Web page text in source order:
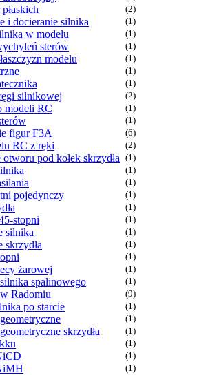
(2)
i docieranie silnika (1)
w modelu (1)
sterów (1)
modelu (1)
(1)
(1)
silnikowej (2)
modeli RC (1)
(1)
figur F3A (6)
RC z ręki (2)
pod kołek skrzydła (1)
(1)
(1)
pojedynczy (1)
(1)
stopni (1)
silnika (1)
skrzydła (1)
(1)
żarowej (1)
spalinowego (1)
Radomiu (9)
po starcie (1)
(1)
skrzydła (1)
(1)
(1)
(1)